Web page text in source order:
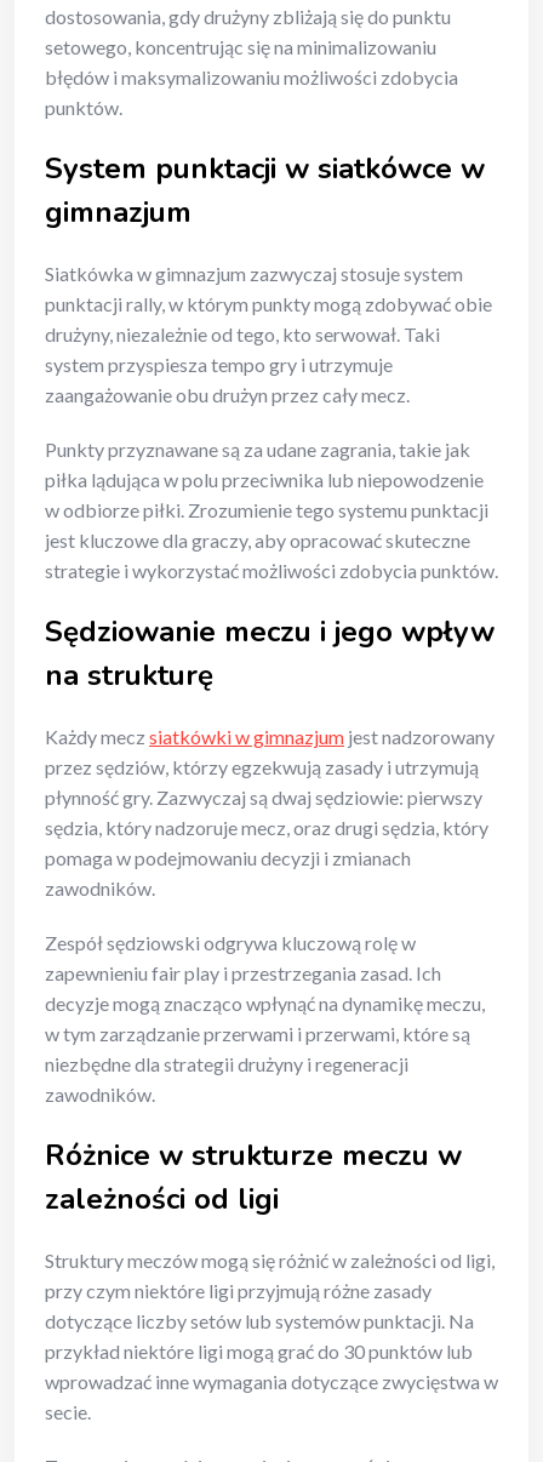
dostosowania, gdy drużyny zbliżają się do punktu
setowego, koncentrując się na minimalizowaniu
błędów i maksymalizowaniu możliwości zdobycia
punktów.
System punktacji w siatkówce w
gimnazjum
Siatkówka w gimnazjum zazwyczaj stosuje system
punktacji rally, w którym punkty mogą zdobywać obie
drużyny, niezależnie od tego, kto serwował. Taki
system przyspiesza tempo gry i utrzymuje
zaangażowanie obu drużyn przez cały mecz.
Punkty przyznawane są za udane zagrania, takie jak
piłka lądująca w polu przeciwnika lub niepowodzenie
w odbiorze piłki. Zrozumienie tego systemu punktacji
jest kluczowe dla graczy, aby opracować skuteczne
strategie i wykorzystać możliwości zdobycia punktów.
Sędziowanie meczu i jego wpływ
na strukturę
Każdy mecz siatkówki w gimnazjum jest nadzorowany
przez sędziów, którzy egzekwują zasady i utrzymują
płynność gry. Zazwyczaj są dwaj sędziowie: pierwszy
sędzia, który nadzoruje mecz, oraz drugi sędzia, który
pomaga w podejmowaniu decyzji i zmianach
zawodników.
Zespół sędziowski odgrywa kluczową rolę w
zapewnieniu fair play i przestrzegania zasad. Ich
decyzje mogą znacząco wpłynąć na dynamikę meczu,
w tym zarządzanie przerwami i przerwami, które są
niezbędne dla strategii drużyny i regeneracji
zawodników.
Różnice w strukturze meczu w
zależności od ligi
Struktury meczów mogą się różnić w zależności od ligi,
przy czym niektóre ligi przyjmują różne zasady
dotyczące liczby setów lub systemów punktacji. Na
przykład niektóre ligi mogą grać do 30 punktów lub
wprowadzać inne wymagania dotyczące zwycięstwa w
secie.